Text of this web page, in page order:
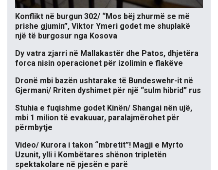
Konflikt në burgun 302/ “Mos bëj zhurmë se më
prishe gjumin”, Viktor Ymeri godet me shuplakë
një të burgosur nga Kosova
Dy vatra zjarri në Mallakastër dhe Patos, dhjetëra
forca nisin operacionet për izolimin e flakëve
Dronë mbi bazën ushtarake të Bundeswehr-it në
Gjermani/ Rriten dyshimet për një “sulm hibrid” rus
Stuhia e fuqishme godet Kinën/ Shangai nën ujë,
mbi 1 milion të evakuuar, paralajmërohet për
përmbytje
Video/ Kurora i takon “mbretit”! Magji e Myrto
Uzunit, ylli i Kombëtares shënon tripletën
spektakolare në pjesën e parë